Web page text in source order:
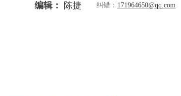
编辑： 陈捷 纠错： 171964650@qq.com